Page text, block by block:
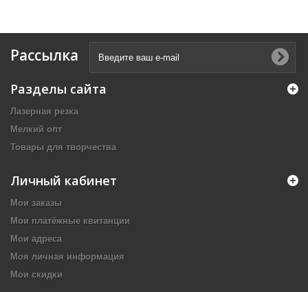
Рассылка
Разделы сайта
Лазерная резка
Мелкий опт
Товары для творчества
Личный кабинет
Мои заказы
Мои платёжные квитанции
Мои адреса
Моя личная информация
Мои скидки